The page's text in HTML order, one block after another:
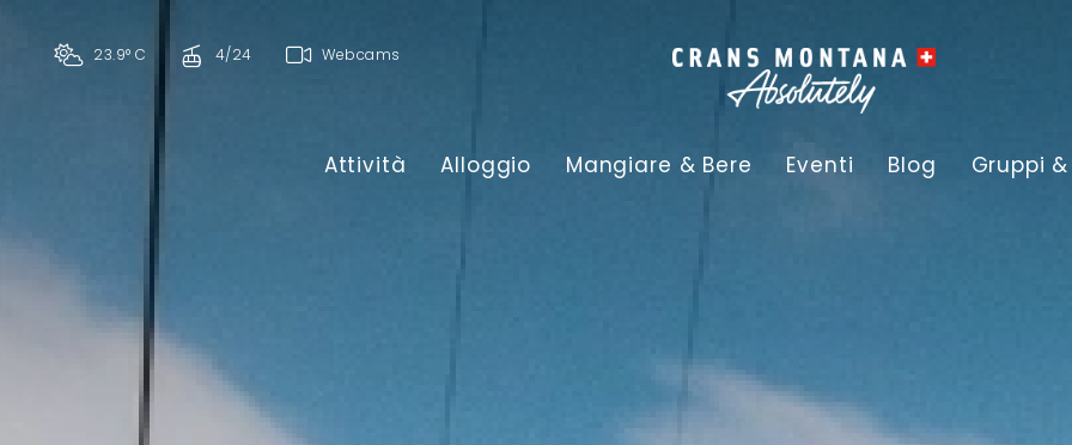
23.9° C 4/24 Webcams
Attività Alloggio Mangiare & Bere Eventi Blog Gruppi